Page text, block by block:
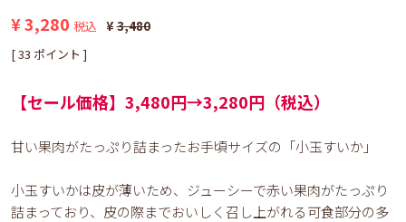
¥3,480
¥3,280 税込
[33 ポイント ]
【セール価格】3,480円→3,280円（税込）
甘い果肉がたっぷり詰まったお手頃サイズの「小玉すいか」
小玉すいかは皮が薄いため、ジューシーで赤い果肉がたっぷり
詰まっており、皮の際までおいしく召し上がれる可食部分の多